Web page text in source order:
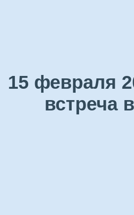
15 февраля
встреча